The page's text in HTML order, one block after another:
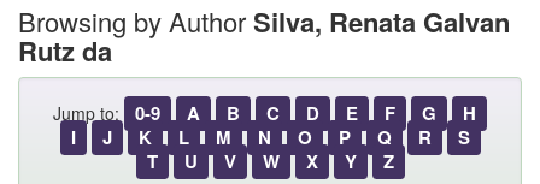
Browsing by AuthorSilva, Renata Galvan
Rutz da
Jump to: 0-9 A B C D E F G
H
I
J K L M N O P Q R
S
T
U V W X Y Z